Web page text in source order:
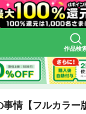
作品検
事情【フルカラー